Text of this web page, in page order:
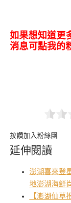
如果想知道更
消息可點我的
按讚加入粉絲團
延伸閱讀
澎湖喜來登
地澎湖海鮮
【澎湖仙